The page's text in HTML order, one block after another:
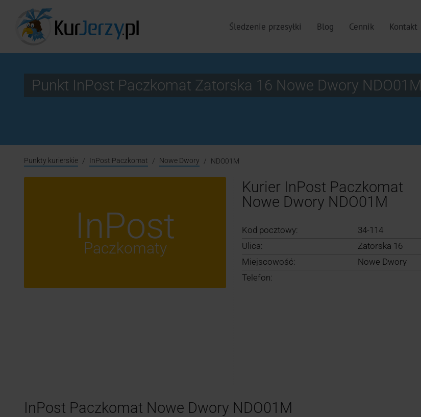
Śledzenie przesyłki Blog Cennik Kontakt
Punkt InPost Paczkomat Zatorska 16 Nowe Dwory NDO01M
Punkty kurierskie InPost Paczkomat Nowe Dwory NDO01M
InPost
Paczkomaty
Kurier InPost Paczkomat
Nowe Dwory NDO01M
Kod pocztowy:
34-114
Ulica:
Zatorska 16
Miejscowość:
Nowe Dwory
Telefon:
InPost Paczkomat Nowe Dwory NDO01M